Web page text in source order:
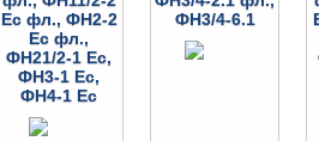
Ес фл., ФН2-2
Ес фл.,
ФН21/2-1 Ес,
ФН3-1 Ес,
ФН4-1 Ес
ФН3/4-6.1